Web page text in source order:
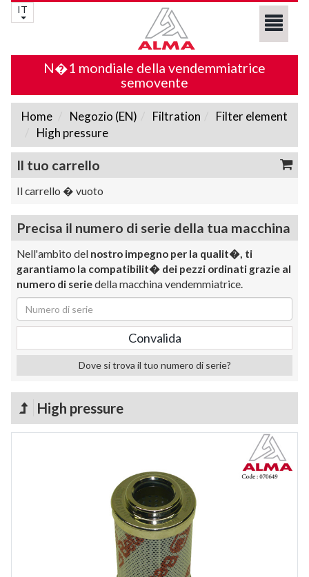
IT
N�1 mondiale della vendemmiatrice
semovente
Home Negozio (EN) Filtration
Filter element
High pressure
Il tuo carrello
Il carrello � vuoto
Precisa il numero di serie della tua macchina
Nell'ambito del nostro impegno per la qualit�, ti
garantiamo la compatibilit� dei pezzi ordinati grazie al
numero di seriedella macchina vendemmiatrice.
Dove si trova il tuo numero di serie?
High pressure